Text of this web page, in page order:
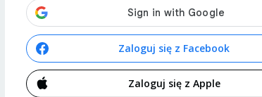
Zaloguj się z Facebook
Zaloguj się z Apple